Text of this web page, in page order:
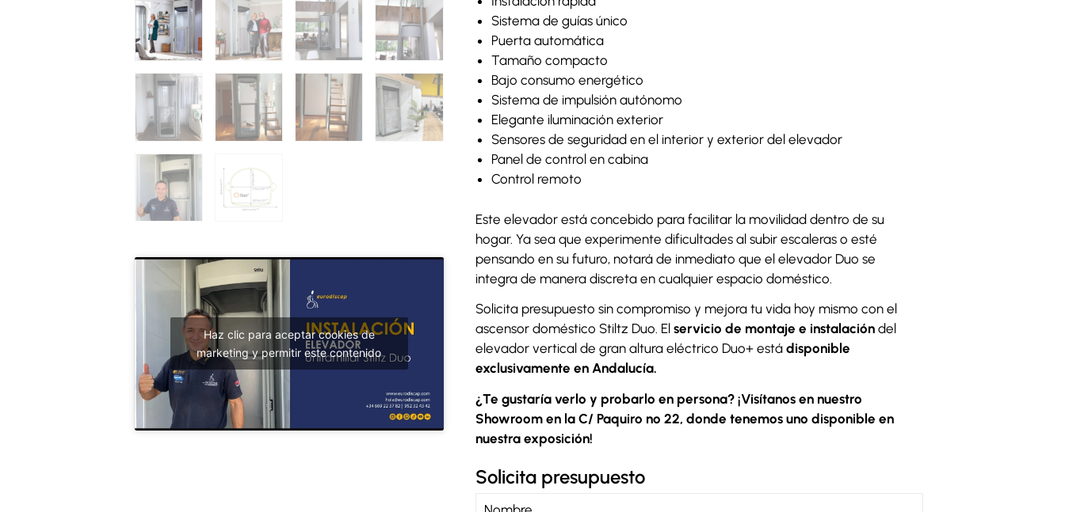
Haz clic para aceptar cookies de
marketing y permitir este contenido
Sistema de guías único
Puerta automática
Tamaño compacto
Bajo consumo energético
Sistema de impulsión autónomo
Elegante iluminación exterior
Sensores de seguridad en el interior y exterior del elevador
Panel de control en cabina
Control remoto
Este elevador está concebido para facilitar la movilidad dentro de su
hogar. Ya sea que experimente dificultades al subir escaleras o esté
pensando en su futuro, notará de inmediato que el elevador Duo se
integra de manera discreta en cualquier espacio doméstico.
Solicita presupuesto sin compromiso y mejora tu vida hoy mismo con el
ascensor doméstico Stiltz Duo. El servicio de montaje e instalación del
elevador vertical de gran altura eléctrico Duo+ estádisponible
exclusivamente en Andalucía.
¿Te gustaría verlo y probarlo en persona? ¡Visítanos en nuestro
Showroom en la C/ Paquiro nº 22, donde tenemos uno disponible en
nuestra exposición!
Solicita presupuesto